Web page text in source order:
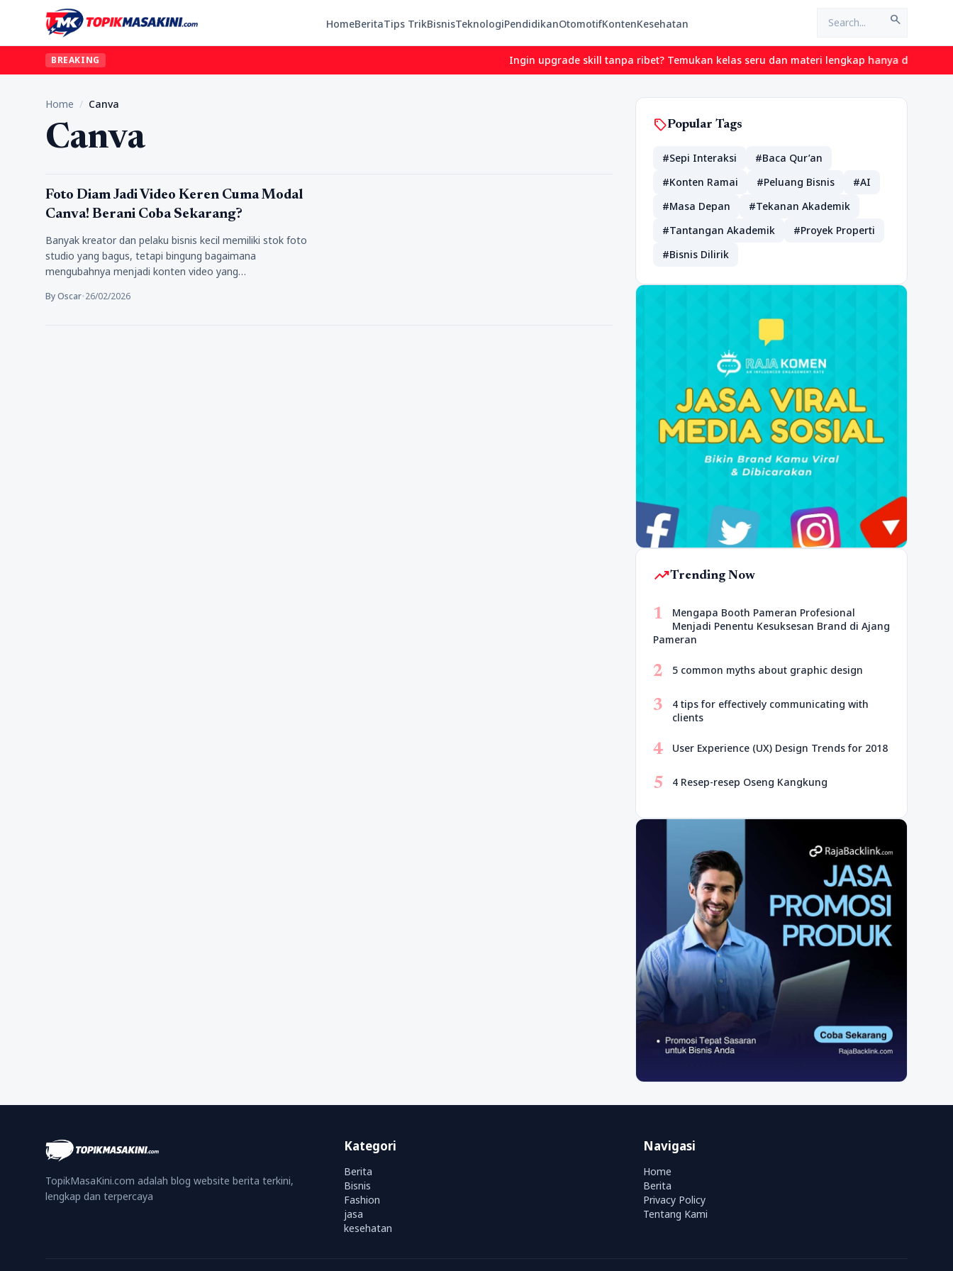
HomeBeritaTips TrikBisnisTeknologiPendidikanOtomotifKontenKesehatan search
BREAKING Ingin upgrade skill tanpa ribet? Temukan kelas seru dan materi lengkap hanya di
Home / Canva
Canva
Konten
Foto Diam Jadi Video Keren Cuma Modal
Canva! Berani Coba Sekarang?
Banyak kreator dan pelaku bisnis kecil memiliki stok foto
studio yang bagus, tetapi bingung bagaimana
mengubahnya menjadi konten video yang…
By Oscar•26/02/2026
sellPopular Tags
#Sepi Interaksi
#Baca Qur’an
#Konten Ramai
#Peluang Bisnis
#AI
#Masa Depan
#Tekanan Akademik
#Tantangan Akademik
#Proyek Properti
#Bisnis Dilirik
trending_upTrending Now
1
Mengapa Booth Pameran Profesional
Menjadi Penentu Kesuksesan Brand di Ajang
Pameran
2 5 common myths about graphic design
3
4 tips for effectively communicating with
clients
4 User Experience (UX) Design Trends for 2018
5 4 Resep-resep Oseng Kangkung
TopikMasaKini.com adalah blog website berita terkini,
lengkap dan terpercaya
Kategori
Berita
Bisnis
Fashion
jasa
kesehatan
Navigasi
Home
Berita
Privacy Policy
Tentang Kami